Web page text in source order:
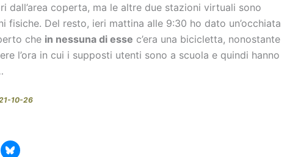
dall’area coperta, ma le altre due stazioni virtuali sono
fisiche. Del resto, ieri mattina alle 9:30 ho dato un’occhiata
che in nessuna di esse c’era una bicicletta, nonostante
l’ora in cui i supposti utenti sono a scuola e quindi hanno
10-26